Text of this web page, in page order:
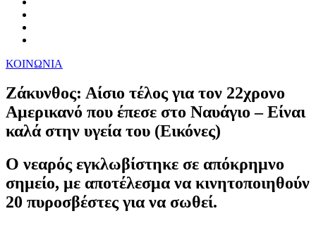
ΚΟΙΝΩΝΙΑ
Ζάκυνθος: Αίσιο τέλος για τον 22χρονο
Αμερικανό που έπεσε στο Ναυάγιο – Είναι
καλά στην υγεία του (Εικόνες)
Ο νεαρός εγκλωβίστηκε σε απόκρημνο
σημείο, με αποτέλεσμα να κινητοποιηθούν
20 πυροσβέστες για να σωθεί.